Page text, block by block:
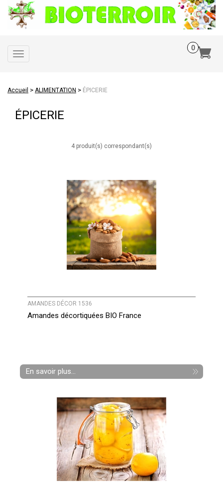
Toggle
navigation
Accueil > ALIMENTATION > ÉPICERIE
ÉPICERIE
4 produit(s) correspondant(s)
AMANDES DÉCOR 1536
Amandes décortiquées BIO France
En savoir plus...